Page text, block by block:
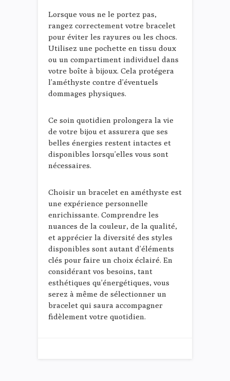
Lorsque vous ne le portez pas,
rangez correctement votre bracelet
pour éviter les rayures ou les chocs.
Utilisez une pochette en tissu doux
ou un compartiment individuel dans
votre boîte à bijoux. Cela protégera
l’améthyste contre d’éventuels
dommages physiques.
Ce soin quotidien prolongera la vie
de votre bijou et assurera que ses
belles énergies restent intactes et
disponibles lorsqu’elles vous sont
nécessaires.
Choisir un bracelet en améthyste est
une expérience personnelle
enrichissante. Comprendre les
nuances de la couleur, de la qualité,
et apprécier la diversité des styles
disponibles sont autant d’éléments
clés pour faire un choix éclairé. En
considérant vos besoins, tant
esthétiques qu’énergétiques, vous
serez à même de sélectionner un
bracelet qui saura accompagner
fidèlement votre quotidien.